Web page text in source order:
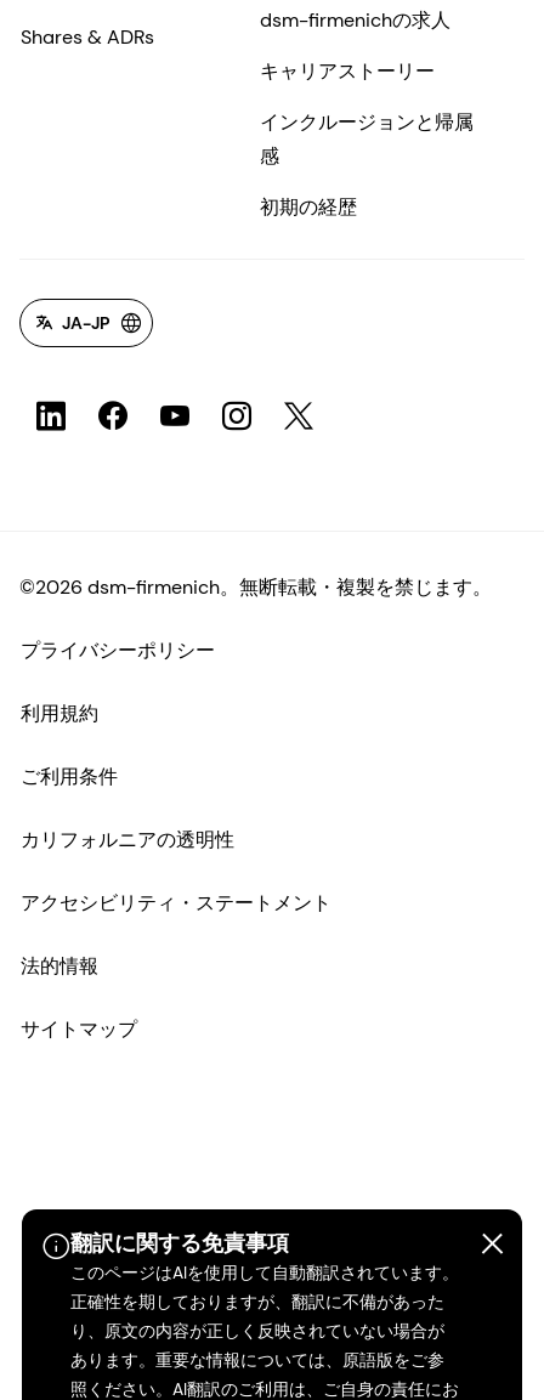
翻訳に関する免責事項
このページはAIを使用して自動翻訳されています。
正確性を期しておりますが、翻訳に不備があった
り、原文の内容が正しく反映されていない場合が
あります。重要な情報については、原語版をご参
照ください。AI翻訳のご利用は、ご自身の責任にお
Shares & ADRs
dsm-firmenichの求人
キャリアストーリー
インクルージョンと帰属
感
初期の経歴
JA-JP
©2026 dsm-firmenich。無断転載・複製を禁じます。
プライバシーポリシー
利用規約
ご利用条件
カリフォルニアの透明性
アクセシビリティ・ステートメント
法的情報
サイトマップ